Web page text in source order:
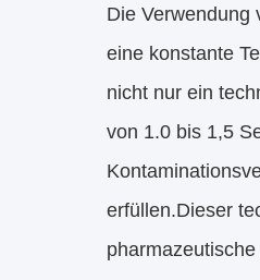
Die Verwendung
eine konstante
nicht nur ein
von 1.0 bis 1,5
erfüllen.Dieser